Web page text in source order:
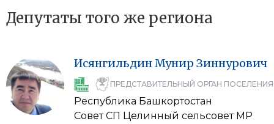
Депутаты того же региона
ИсянгильдинМунир Зиннурович
ПРЕДСТАВИТЕЛЬНЫЙ ОРГАН ПОСЕЛЕНИЯ
Республика Башкортостан
Совет СП Целинный сельсовет МР